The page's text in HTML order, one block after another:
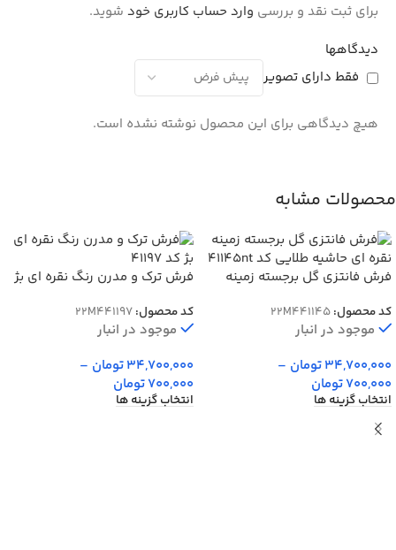
دیدگاهها
فقط دارای تصویر
هیچ دیدگاهی برای این محصول نوشته نشده است.
برای ثبت نقد و بررسی وارد حساب کاربری خود شوید.
محصولات مشابه
فرش فانتزی گل برجسته زمینه
کد محصول:22M441145
موجود در انبار
34,700,000تومان –
700,000تومان
انتخاب گزینه ها
فرش ترک و مدرن رنگ نقره ای بژ
کد محصول:22M441197
موجود در انبار
34,700,000تومان –
700,000تومان
انتخاب گزینه ها